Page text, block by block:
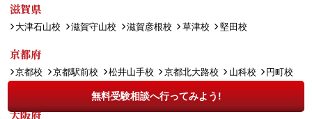
無料受験相談へ行ってみよう!
滋賀県
大津石山校 滋賀守山校 滋賀彦根校 草津校 堅田校
京都府
京都校 京都駅前校 松井山手校 京都北大路校 山科校
円町校
大阪府